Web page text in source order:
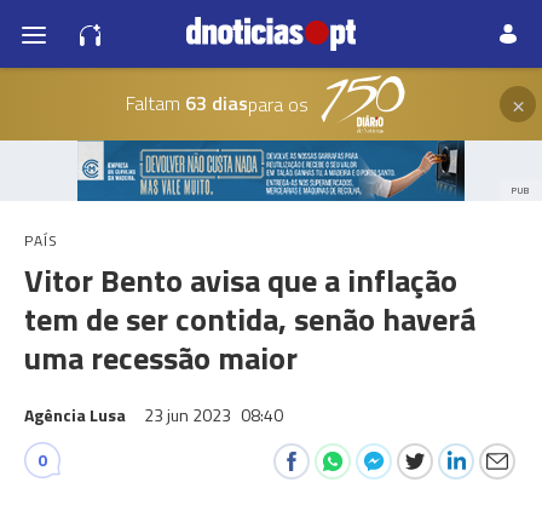
Faltam 63 diaspara os ×
PUB
PAÍS
Vitor Bento avisa que a inflação
tem de ser contida, senão haverá
uma recessão maior
Agência Lusa 23 jun 2023 08:40
0